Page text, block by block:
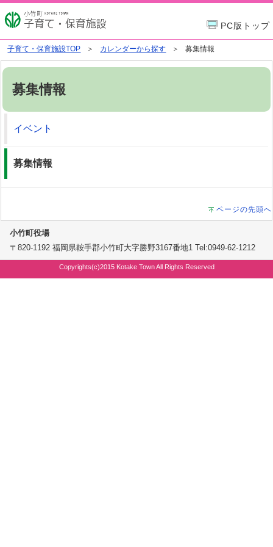
PC版トップ
子育て・保育施設TOP カレンダーから探す 募集情報
募集情報
イベント
募集情報
ページの先頭へ
小竹町役場
〒820-1192 福岡県鞍手郡小竹町大字勝野3167番地1 Tel:0949-62-1212
Copyrights(c)2015 Kotake Town All Rights Reserved